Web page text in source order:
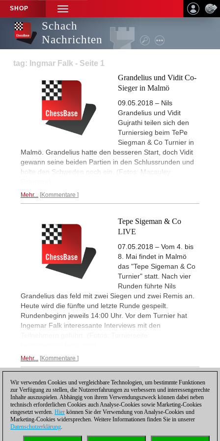
SHOP
TOGGLE
NAVIGATION
Schach
Nachrichten
tag: Ingmar Falk - Seite 1
Grandelius und Vidit Co-
Sieger in Malmö
09.05.2018 – Nils
Grandelius und Vidit
Gujrathi teilen sich den
Turniersieg beim TePe
Siegman & Co Turnier in
Malmö. Grandelius hatte den besseren Start, doch Vidit
gewann seine beiden Partien in den Schlussrunden und
holte den Schweden noch ein. (Fotos: Macauley
Mehr... Kommentare
Tepe Sigeman & Co
LIVE
07.05.2018 – Vom 4. bis
8. Mai findet in Malmö
das "Tepe Sigeman & Co
Turnier" statt. Nach vier
Runden führte Nils
Grandelius das feld mit zwei Siegen und zwei Remis an.
Heute wird die fünfte und letzte Runde gespeilt.
Rundenbeginn jeweils 14:00 Uhr. Vor dem Turnier hat
Ingemar Falk interessante Interviews mit den
Mehr... Kommentare
1
Wir verwenden Cookies und vergleichbare Technologien, um bestimmte Funktionen
zur Verfügung zu stellen, die Nutzererfahrungen zu verbessern und interessengerechte
Inhalte auszuspielen. Abhängig von ihrem Verwendungszweck können dabei neben
technisch erforderlichen Cookies auch Analyse-Cookies sowie Marketing-Cookies
eingesetzt werden. Hier können Sie der Verwendung von Analyse-Cookies und
Marketing-Cookies widersprechen. Weitere Informationen finden Sie in unserer
Datenschutzerklärung.